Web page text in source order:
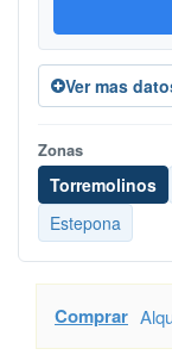
Ver mas
Zonas
Torremolinos
Estepona
Comprar